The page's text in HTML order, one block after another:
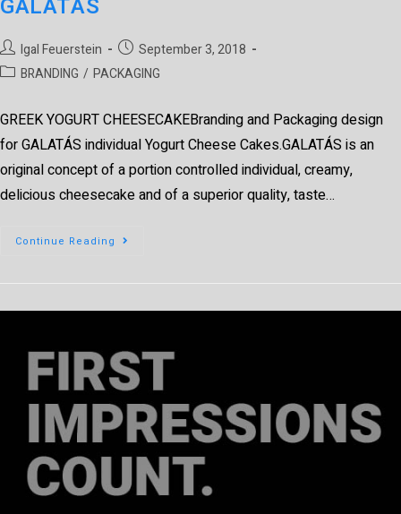
GALATÁS
Igal Feuerstein
September 3, 2018
BRANDING / PACKAGING
GREEK YOGURT CHEESECAKEBranding and Packaging design
for GALATÁS individual Yogurt Cheese Cakes.GALATÁS is an
original concept of a portion controlled individual, creamy,
delicious cheesecake and of a superior quality, taste…
Continue Reading